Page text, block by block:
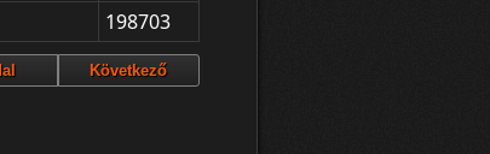
198703